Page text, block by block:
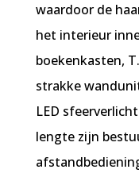
waardoor de
het interieur
boekenkasten,
strakke
LED
lengte zijn